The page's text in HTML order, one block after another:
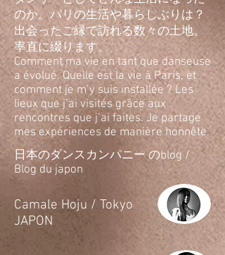
のか。パリの生活や暮らしぶりは？
出会ったご縁で訪れる数々の土地。
率直に綴ります。
Comment ma vie en tant que danseuse
a évolué. Quelle est la vie à Paris, et
comment je m’y suis installée ? Les
lieux que j’ai visités grâce aux
rencontres que j’ai faites. Je partage
mes expériences de manière honnête.
日本のダンスカンパニー のblog /
Blog du japon
​Camale Hoju / Tokyo
JAPON